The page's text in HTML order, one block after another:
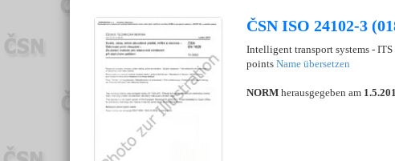
ČSN ISO 24102-3
Intelligent transport systems - ITS
points Name übersetzen
NORM herausgegeben am